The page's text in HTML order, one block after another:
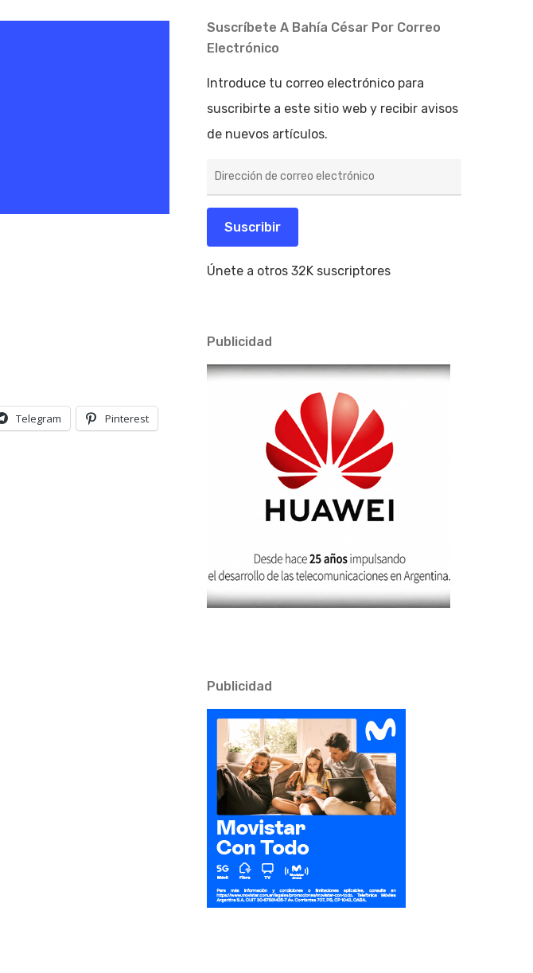
Telegram Pinterest
Suscríbete A Bahía César Por Correo
Electrónico
Introduce tu correo electrónico para
suscribirte a este sitio web y recibir avisos
de nuevos artículos.
de
electrónico
Suscribir
Únete a otros 32K suscriptores
Publicidad
Publicidad